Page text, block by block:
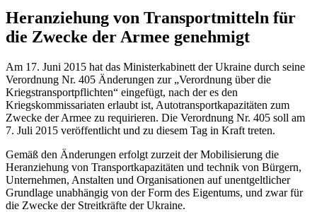
Heranziehung von Transportmitteln für
die Zwecke der Armee genehmigt
Am 17. Juni 2015 hat das Ministerkabinett der Ukraine durch seine
Verordnung Nr. 405 Änderungen zur „Verordnung über die
Kriegstransportpflichten“ eingefügt, nach der es den
Kriegskommissariaten erlaubt ist, Autotransportkapazitäten zum
Zwecke der Armee zu requirieren. Die Verordnung Nr. 405 soll am
7. Juli 2015 veröffentlicht und zu diesem Tag in Kraft treten.
Gemäß den Änderungen erfolgt zurzeit der Mobilisierung die
Heranziehung von Transportkapazitäten und technik von Bürgern,
Unternehmen, Anstalten und Organisationen auf unentgeltlicher
Grundlage unabhängig von der Form des Eigentums, und zwar für
die Zwecke der Streitkräfte der Ukraine.